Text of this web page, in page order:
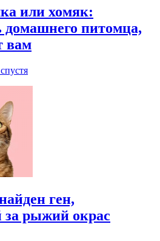
или хомяк:
домашнего питомца,
вам
ген,
рыжий окрас